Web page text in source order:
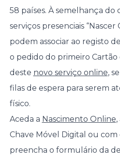
58 países. À semelhança do
serviços presenciais “Nascer
podem associar ao registo
o pedido do primeiro Cartão
deste novo serviço online,
filas de espera para serem
físico.
Aceda a Nascimento Online
Chave Móvel Digital ou com
preencha o formulário da